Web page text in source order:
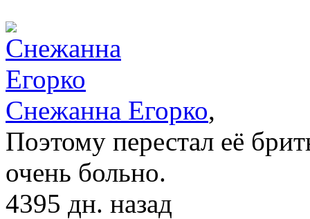
Снежанна Егорко,
Поэтому перестал её
очень больно.
4395 дн. назад